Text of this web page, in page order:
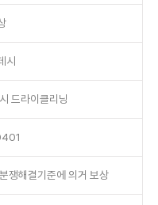
시
드라이클리닝
쟁해결기준에 의거 보상